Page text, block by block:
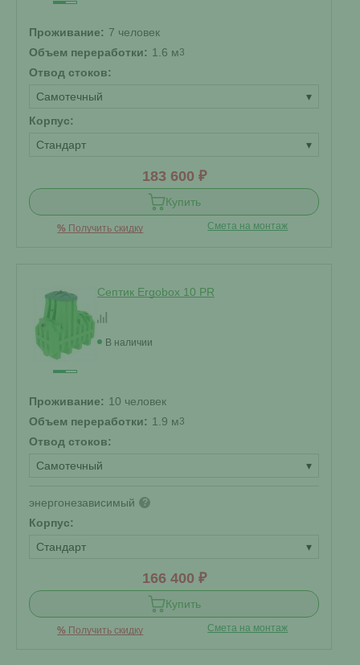
Проживание: 7 человек
Объем переработки: 1.6 м3
Отвод стоков:
Самотечный
▾
Корпус:
Стандарт
▾
183 600 ₽
Купить
% Получить скидку Смета на монтаж
Септик Ergobox 10 PR
В наличии
Проживание: 10 человек
Объем переработки: 1.9 м3
Отвод стоков:
Самотечный
▾
энергонезависимый ?
Корпус:
Стандарт
▾
166 400 ₽
Купить
% Получить скидку Смета на монтаж